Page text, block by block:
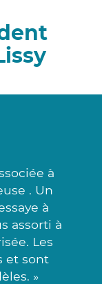
à
. Un
à
assorti à
Les
et sont
»